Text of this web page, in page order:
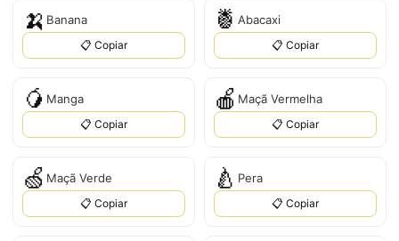
🍌 Banana
📋 Copiar
🍍 Abacaxi
📋 Copiar
🥭 Manga
📋 Copiar
🍎 Maçã Vermelha
📋 Copiar
🍏 Maçã Verde
📋 Copiar
🍐 Pera
📋 Copiar